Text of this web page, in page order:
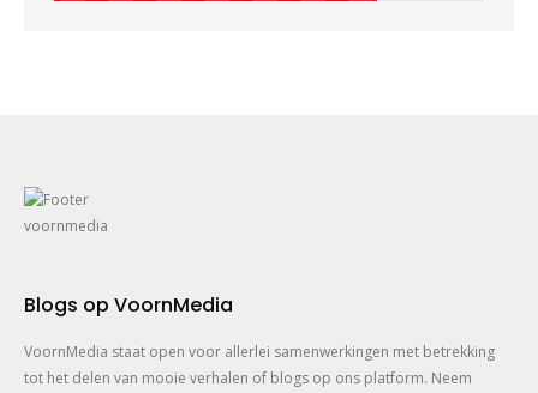
Blogs op VoornMedia
VoornMedia staat open voor allerlei samenwerkingen met betrekking
tot het delen van mooie verhalen of blogs op ons platform. Neem